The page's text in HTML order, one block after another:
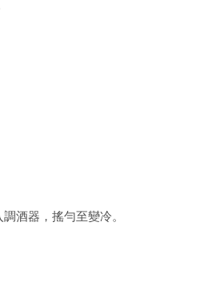
酒器，搖勻至變冷。